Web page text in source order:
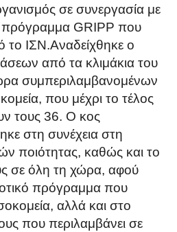
σε συνεργασία με
πρόγραμμα GRIPP που
το ΙΣΝ.Αναδείχθηκε ο
από τα κλιμάκια του
συμπεριλαμβανομένων
που μέχρι το τέλος
τους 36. Ο κος
στη συνέχεια στη
ποιότητας, καθώς και το
σε όλη τη χώρα, αφού
πρόγραμμα που
αλλά και στο
που περιλαμβάνει σε